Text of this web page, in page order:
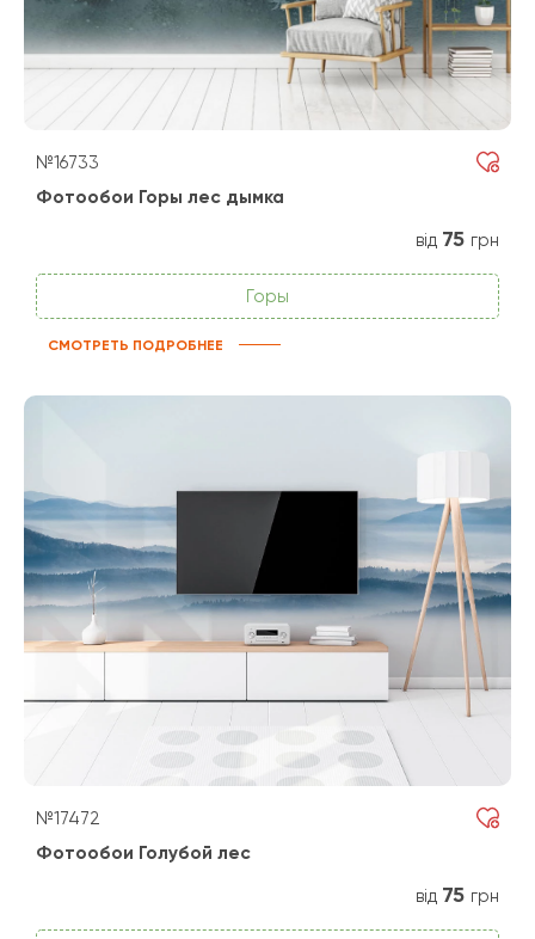
№16733
Фотообои Горы лес дымка
від 75 грн
Горы
СМОТРЕТЬ ПОДРОБНЕЕ
№17472
Фотообои Голубой лес
від 75 грн